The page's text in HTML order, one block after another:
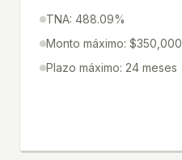
TNA: 488.09%
Monto máximo: $350,000
Plazo máximo: 24 meses